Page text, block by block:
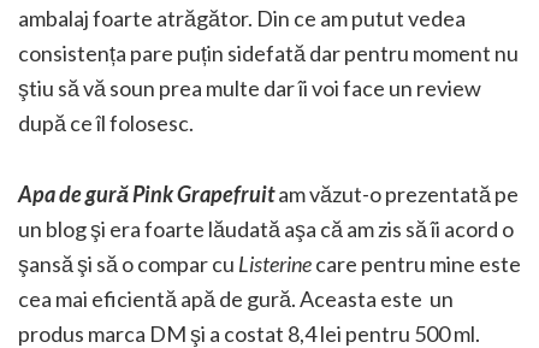
ambalaj foarte atrăgător. Din ce am putut vedea
consistența pare puțin sidefată dar pentru moment nu
ştiu să vă soun prea multe dar îi voi face un review
după ce îl folosesc.
Apa de gură Pink Grapefruitam văzut-o prezentată pe
un blog şi era foarte lăudată aşa că am zis să îi acord o
şansă şi să o compar cu Listerinecare pentru mine este
cea mai eficientă apă de gură. Aceasta este un
produs marca DM şi a costat 8,4 lei pentru 500 ml.